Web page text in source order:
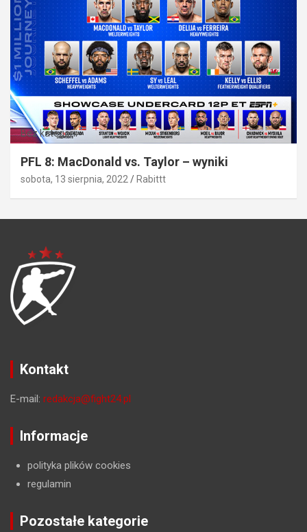
Bez kategorii
PFL 8: MacDonald vs. Taylor – wyniki
sobota, 13 sierpnia, 2022 Rabittt
Kontakt
E-mail: redakcja@fight24.pl
Informacje
polityka plików cookies
regulamin
Pozostałe kategorie